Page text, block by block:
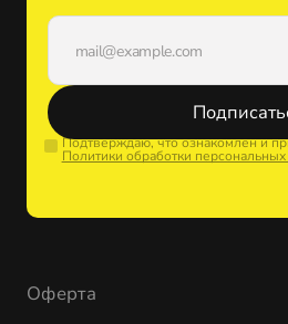
Подтверждаю, что ознакомлен и
Политики обработки
Оферта